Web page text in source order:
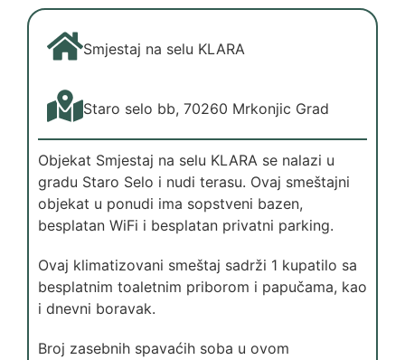
Smjestaj na selu KLARA
Staro selo bb, 70260 Mrkonjic Grad
Objekat Smjestaj na selu KLARA se nalazi u
gradu Staro Selo i nudi terasu. Ovaj smeštajni
objekat u ponudi ima sopstveni bazen,
besplatan WiFi i besplatan privatni parking.
Ovaj klimatizovani smeštaj sadrži 1 kupatilo sa
besplatnim toaletnim priborom i papučama, kao
i dnevni boravak.
Broj zasebnih spavaćih soba u ovom